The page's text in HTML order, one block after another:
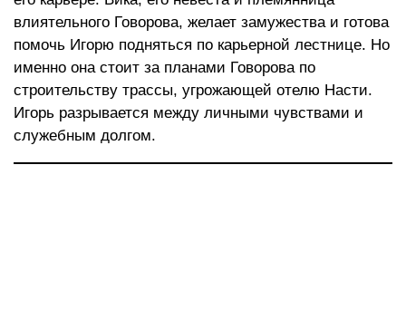
влиятельного Говорова, желает замужества и готова
помочь Игорю подняться по карьерной лестнице. Но
именно она стоит за планами Говорова по
строительству трассы, угрожающей отелю Насти.
Игорь разрывается между личными чувствами и
служебным долгом.